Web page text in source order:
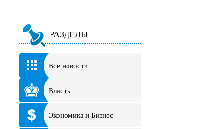
РАЗДЕЛЫ
Все новости
Власть
Экономика и Бизнес